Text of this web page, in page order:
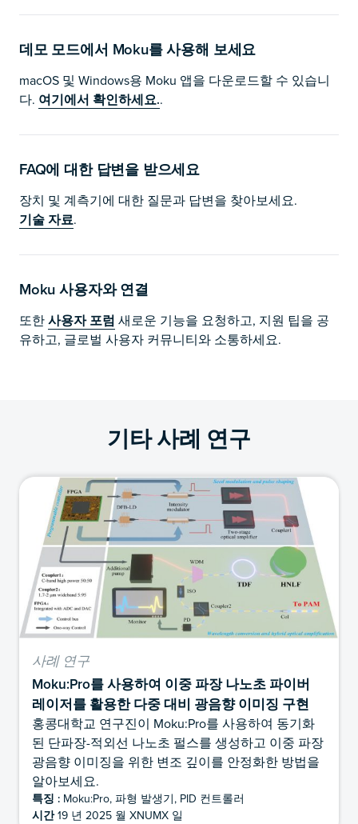
데모 모드에서 Moku를 사용해 보세요
macOS 및 Windows용 Moku 앱을 다운로드할 수 있습니
다. 여기에서 확인하세요..
FAQ에 대한 답변을 받으세요
장치 및 계측기에 대한 질문과 답변을 찾아보세요.
기술 자료.
Moku 사용자와 연결
또한사용자 포럼 새로운 기능을 요청하고, 지원 팁을 공
유하고, 글로벌 사용자 커뮤니티와 소통하세요.
기타 사례 연구
사례 연구
Moku:Pro를 사용하여 이중 파장 나노초 파이버
레이저를 활용한 다중 대비 광음향 이미징 구현
홍콩대학교 연구진이 Moku:Pro를 사용하여 동기화
된 단파장-적외선 나노초 펄스를 생성하고 이중 파장
광음향 이미징을 위한 변조 깊이를 안정화한 방법을
알아보세요.
특징 : Moku:Pro, 파형 발생기, PID 컨트롤러
시간19 년 2025 월 XNUMX 일